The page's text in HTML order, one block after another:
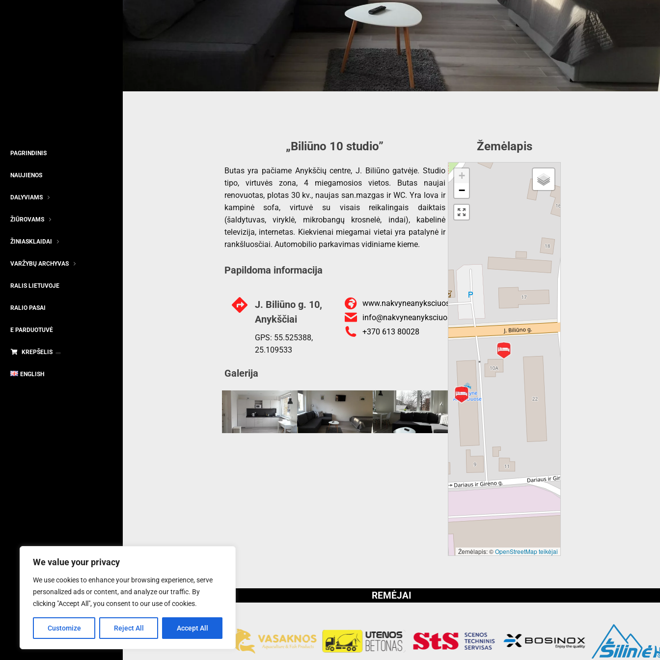
We value your privacy
We use cookies to enhance your browsing experience, serve
personalized ads or content, and analyze our traffic. By
clicking "Accept All", you consent to our use of cookies.
Customize Reject All Accept All
PAGRINDINIS
NAUJIENOS
DALYVIAMS
ŽIŪROVAMS
ŽINIASKLAIDAI
VARŽYBŲ ARCHYVAS
RALIS LIETUVOJE
RALIO PASAI
E PARDUOTUVĖ
KREPŠELIS
ENGLISH
„Biliūno 10 studio”
Butas yra pačiame Anykščių centre, J. Biliūno gatvėje. Studio
tipo, virtuvės zona, 4 miegamosios vietos. Butas naujai
renovuotas, plotas 30 kv., naujas san.mazgas ir WC. Yra lova ir
kampinė sofa, virtuvė su visais reikalingais daiktais
(šaldytuvas, viryklė, mikrobangų krosnelė, indai), kabelinė
televizija, internetas. Kiekvienai miegamai vietai yra patalynė ir
rankšluosčiai. Automobilio parkavimas vidiniame kieme.
Papildoma informacija
J. Biliūno g. 10,
Anykščiai
GPS: 55.525388,
25.109533
www.nakvyneanyksciuose.lt
info@nakvyneanyksciuose.lt
+370 613 80028
Galerija
Žemėlapis
+
−
Žemėlapis: ©OpenStreetMap teikėjai
REMĖJAI